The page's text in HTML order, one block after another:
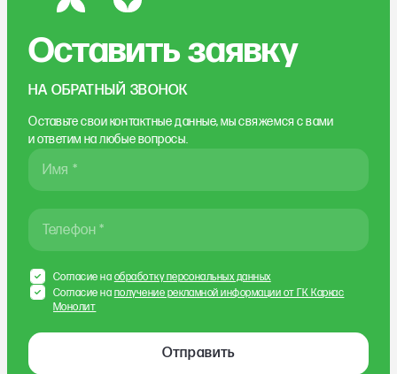
Оставить заявку
НА ОБРАТНЫЙ ЗВОНОК
Оставьте свои контактные данные, мы свяжемсяс вами
и ответим на любые вопросы.
Имя *
Телефон *
Отправить
Согласие на обработку персональных данных
Согласие на получение рекламной информации от ГК Каркас
Монолит